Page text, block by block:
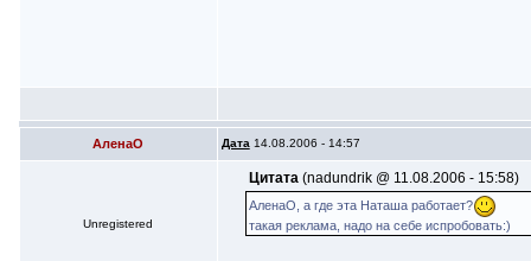
АленаО Дата 14.08.2006 - 14:57
Unregistered
Цитата (nadundrik @ 11.08.2006 - 15:58)
АленаО, а где эта Наташа работает?
такая реклама, надо на себе испробовать:)